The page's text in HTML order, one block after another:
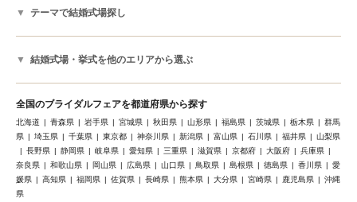
テーマで結婚式場探し
結婚式場・挙式を他のエリアから選ぶ
全国のブライダルフェアを都道府県から探す
北海道 青森県 岩手県 宮城県 秋田県 山形県 福島県 茨城県 栃木県
群馬
県
埼玉県 千葉県 東京都 神奈川県 新潟県 富山県 石川県 福井県
山梨県
長野県
静岡県 岐阜県 愛知県 三重県 滋賀県 京都府 大阪府
兵庫県
奈良県
和歌山県 岡山県 広島県 山口県 鳥取県 島根県 徳島県 香川県
愛
媛県
高知県 福岡県 佐賀県 長崎県 熊本県 大分県 宮崎県 鹿児島県
沖縄
県